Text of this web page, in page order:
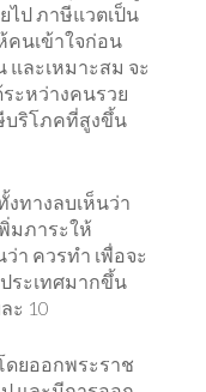
ไป ภาษีแวตเป็น
คนเข้าใจก่อน
ละเหมาะสม จะ
ะหว่างคนรวย
บริโภคที่สูงขึ้น
ทางลบเห็นว่า
มภาระให้
า ควรทำ เพื่อจะ
ระเทศมากขึ้น
ะ 10
ดยออกพระราช